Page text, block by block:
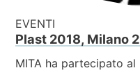
EVENTI
Plast 2018, Milano
MITA ha partecipato al